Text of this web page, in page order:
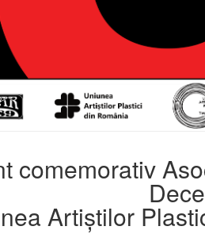
comemorativ
Artiștilor